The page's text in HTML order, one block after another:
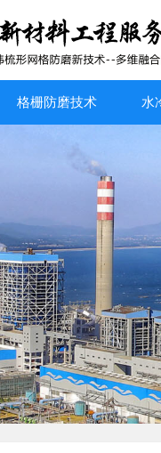
格栅防磨技术 水